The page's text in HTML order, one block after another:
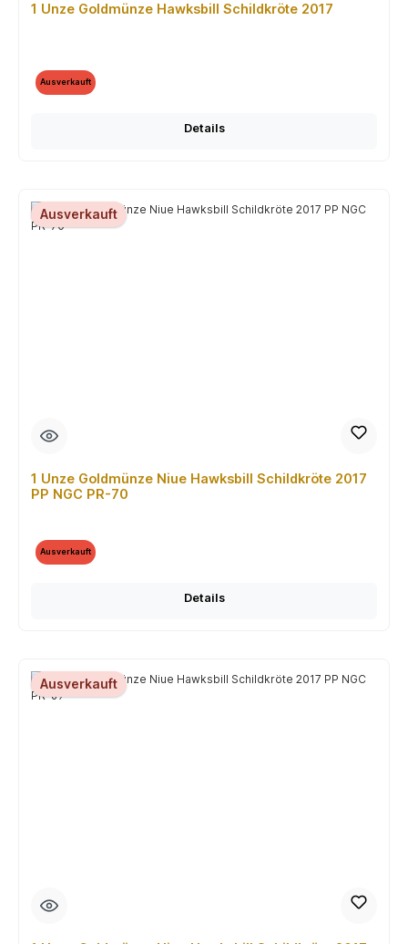
1 Unze Goldmünze Hawksbill Schildkröte 2017
Ausverkauft
Details
Ausverkauft
1 Unze Goldmünze Niue Hawksbill Schildkröte 2017
PP NGC PR-70
Ausverkauft
Details
Ausverkauft